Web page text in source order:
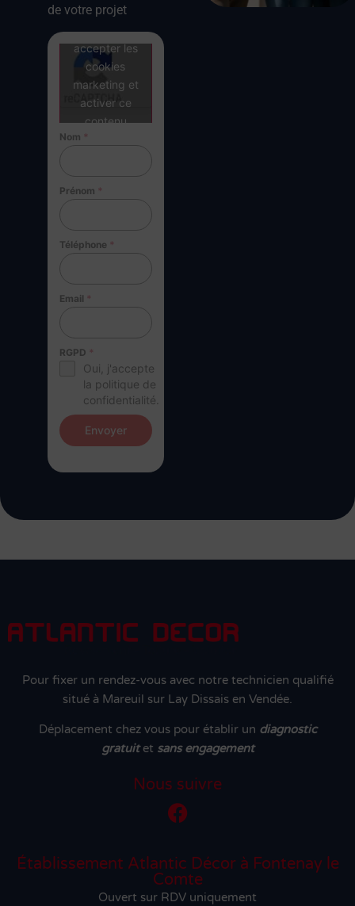
de votre projet
Cliquez pour
accepter les
cookies
marketing et
activer ce
contenu
Nom *
Prénom *
Téléphone *
Email *
RGPD *
Oui, j'accepte
la politique de
confidentialité.
Envoyer
Pour fixer un rendez-vous avec notre technicien qualifié
situé à Mareuil sur Lay Dissais en Vendée.
Déplacement chez vous pour établir un diagnostic
gratuitet sans engagement
Nous suivre
Établissement Atlantic Décor à Fontenay le
Comte
Ouvert sur RDV uniquement